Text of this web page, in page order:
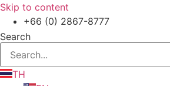
Skip to content
+66 (0) 2867-8777
Search
TH